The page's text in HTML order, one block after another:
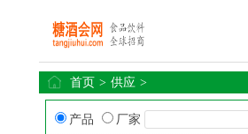
首页 > 供应 >
产品 厂家